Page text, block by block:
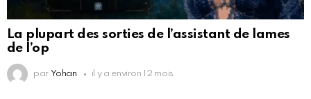
La plupart des sorties de l’assistant de lames
de l’op
par Yohan il y a environ 12 mois